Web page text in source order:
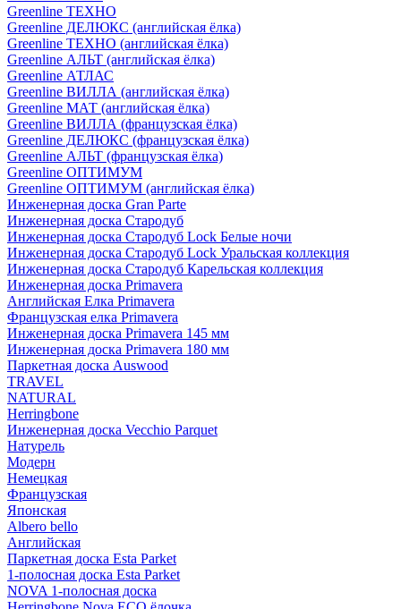
Greenline ТЕХНО
Greenline ДЕЛЮКС (английская ёлка)
Greenline ТЕХНО (английская ёлка)
Greenline АЛЬТ (английская ёлка)
Greenline АТЛАС
Greenline ВИЛЛА (английская ёлка)
Greenline МАТ (английская ёлка)
Greenline ВИЛЛА (французская ёлка)
Greenline ДЕЛЮКС (французская ёлка)
Greenline АЛЬТ (французская ёлка)
Greenline ОПТИМУМ
Greenline ОПТИМУМ (английская ёлка)
Инженерная доска Gran Parte
Инженерная доска Стародуб
Инженерная доска Стародуб Lock Белые ночи
Инженерная доска Стародуб Lock Уральская коллекция
Инженерная доска Стародуб Карельская коллекция
Инженерная доска Primavera
Английская Елка Primavera
Французская елка Primavera
Инженерная доска Primavera 145 мм
Инженерная доска Primavera 180 мм
Паркетная доска Auswood
TRAVEL
NATURAL
Herringbone
Инженерная доска Vecchio Parquet
Натурель
Модерн
Немецкая
Французская
Японская
Albero bello
Английская
Паркетная доска Esta Parket
1-полосная доска Esta Parket
NOVA 1-полосная доска